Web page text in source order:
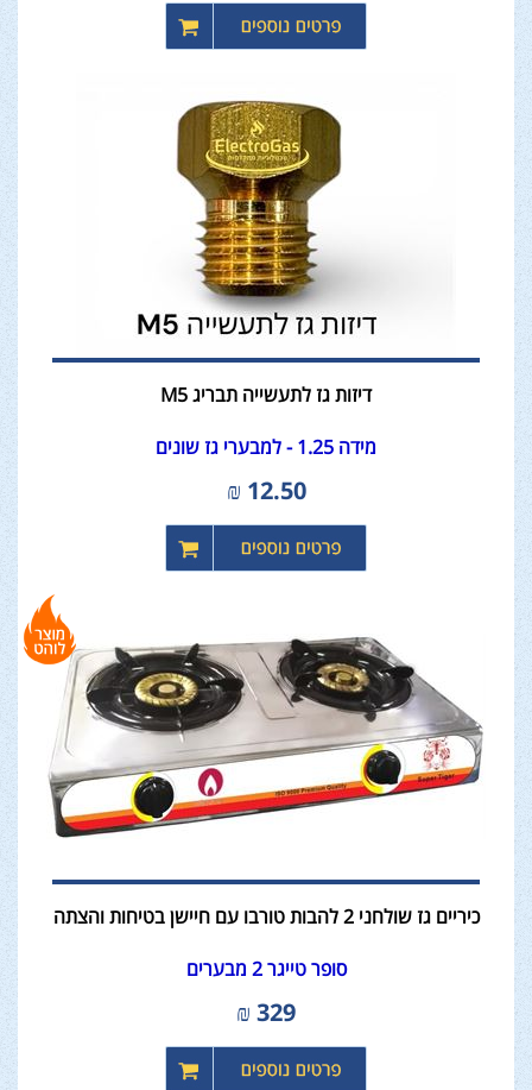
דיזות גז לתעשייה תבריג M5
מידה 1.25 - למבערי גז שונים
12.50
₪
כיריים גז שולחני 2 להבות טורבו עם חיישן בטיחות והצתה
סופר טייגר 2 מבערים
329
₪